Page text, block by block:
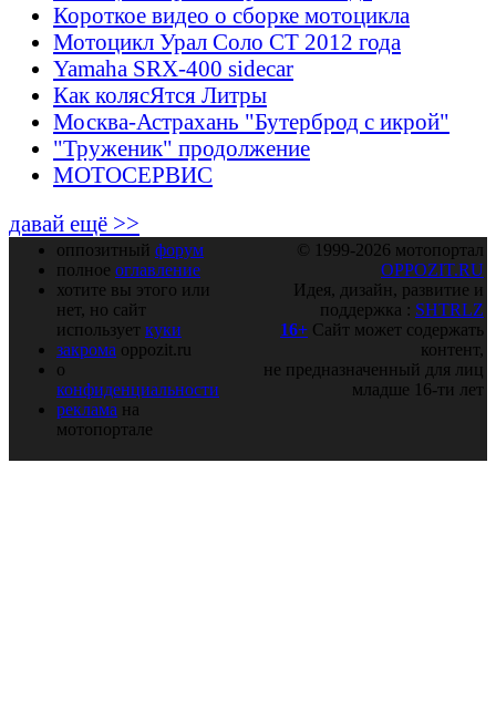
Короткое видео о сборке мотоцикла
Мотоцикл Урал Соло СТ 2012 года
Yamaha SRX-400 sidecar
Как колясЯтся Литры
Москва-Астрахань "Бутерброд с икрой"
"Труженик" продолжение
МОТОСЕРВИС
давай ещё >>
оппозитный форум
полное оглавление
хотите вы этого или
нет, но сайт
использует куки
закрома oppozit.ru
о
конфиденциальности
реклама на
мотопортале
© 1999-2026 мотопортал
OPPOZIT.RU
Идея, дизайн, развитие и
поддержка : SHTRLZ
16+ Сайт может содержать
контент,
не предназначенный для лиц
младше 16-ти лет